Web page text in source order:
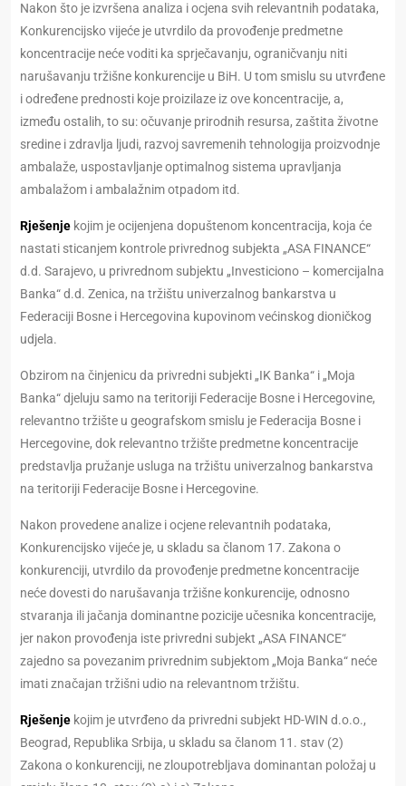
Nakon što je izvršena analiza i ocjena svih relevantnih podataka,
Konkurencijsko vijeće je utvrdilo da provođenje predmetne
koncentracije neće voditi ka sprječavanju, ograničvanju niti
narušavanju tržišne konkurencije u BiH. U tom smislu su utvrđene
i određene prednosti koje proizilaze iz ove koncentracije, a,
između ostalih, to su: očuvanje prirodnih resursa, zaštita životne
sredine i zdravlja ljudi, razvoj savremenih tehnologija proizvodnje
ambalaže, uspostavljanje optimalnog sistema upravljanja
ambalažom i ambalažnim otpadom itd.
Rješenje kojim je ocijenjena dopuštenom koncentracija, koja će
nastati sticanjem kontrole privrednog subjekta „ASA FINANCE“
d.d. Sarajevo, u privrednom subjektu „Investiciono – komercijalna
Banka“ d.d. Zenica, na tržištu univerzalnog bankarstva u
Federaciji Bosne i Hercegovina kupovinom većinskog dioničkog
udjela.
Obzirom na činjenicu da privredni subjekti „IK Banka“ i „Moja
Banka“ djeluju samo na teritoriji Federacije Bosne i Hercegovine,
relevantno tržište u geografskom smislu je Federacija Bosne i
Hercegovine, dok relevantno tržište predmetne koncentracije
predstavlja pružanje usluga na tržištu univerzalnog bankarstva
na teritoriji Federacije Bosne i Hercegovine.
Nakon provedene analize i ocjene relevantnih podataka,
Konkurencijsko vijeće je, u skladu sa članom 17. Zakona o
konkurenciji, utvrdilo da provođenje predmetne koncentracije
neće dovesti do narušavanja tržišne konkurencije, odnosno
stvaranja ili jačanja dominantne pozicije učesnika koncentracije,
jer nakon provođenja iste privredni subjekt „ASA FINANCE“
zajedno sa povezanim privrednim subjektom „Moja Banka“ neće
imati značajan tržišni udio na relevantnom tržištu.
Rješenje kojim je utvrđeno da privredni subjekt HD-WIN d.o.o.,
Beograd, Republika Srbija, u skladu sa članom 11. stav (2)
Zakona o konkurenciji, ne zloupotrebljava dominantan položaj u